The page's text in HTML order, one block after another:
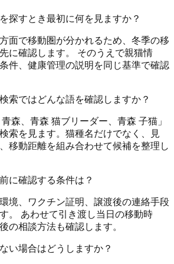
探すとき最初に何を見ますか？
面で移動圏が分かれるため、冬季の移
に確認します。 そのうえで親猫情
件、健康管理の説明を同じ基準で確認
索ではどんな語を確認しますか？
森、青森 猫ブリーダー、青森 子猫」
索を見ます。猫種名だけでなく、見
移動距離を組み合わせて候補を整理し
に確認する条件は？
境、ワクチン証明、譲渡後の連絡手段
。 あわせて引き渡し当日の移動時
の相談方法も確認します。
い場合はどうしますか？